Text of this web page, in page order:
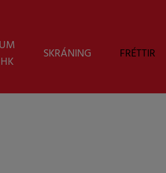
UM
HK
SKRÁNING FRÉTTIR